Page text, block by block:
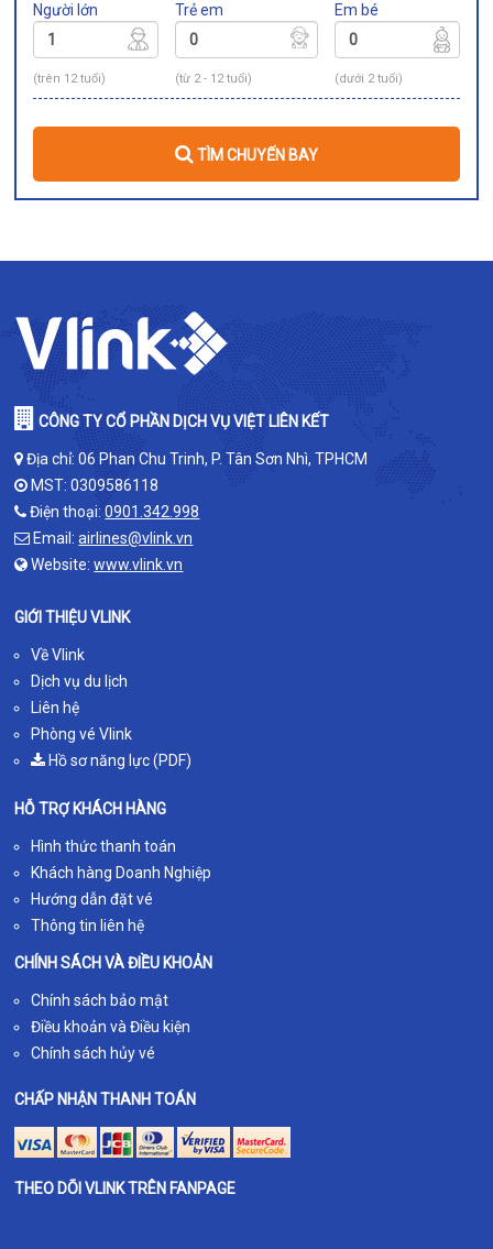
Người lớn
(trên 12 tuổi)
Trẻ em
(từ 2 - 12 tuổi)
Em bé
(dưới 2 tuổi)
TÌM CHUYẾN BAY
CÔNG TY CỔ PHẦN DỊCH VỤ VIỆT LIÊN KẾT
Địa chỉ: 06 Phan Chu Trinh, P. Tân Sơn Nhì, TPHCM
MST: 0309586118
Điện thoại:0901.342.998
Email:airlines@vlink.vn
Website:www.vlink.vn
GIỚI THIỆU VLINK
Về Vlink
Dịch vụ du lịch
Liên hệ
Phòng vé Vlink
Hồ sơ năng lực (PDF)
HỖ TRỢ KHÁCH HÀNG
Hình thức thanh toán
Khách hàng Doanh Nghiệp
Hướng dẫn đặt vé
Thông tin liên hệ
CHÍNH SÁCH VÀ ĐIỀU KHOẢN
Chính sách bảo mật
Điều khoản và Điều kiện
Chính sách hủy vé
CHẤP NHẬN THANH TOÁN
THEO DÕI VLINK TRÊN FANPAGE